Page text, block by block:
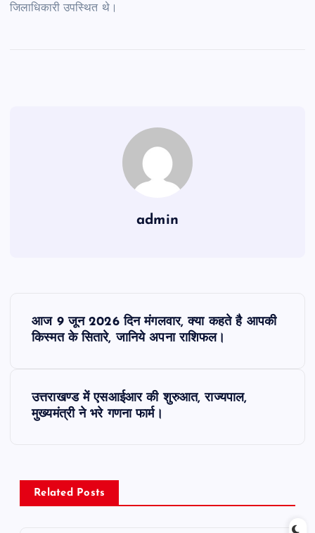
जिलाधिकारी उपस्थित थे।
admin
a
v
आज 9 जून 2026 दिन मंगलवार, क्या कहते है आपकी
किस्मत के सितारे, जानिये अपना राशिफल।
उत्तराखण्ड में एसआईआर की शुरुआत, राज्यपाल,
मुख्यमंत्री ने भरे गणना फार्म।
Related Posts